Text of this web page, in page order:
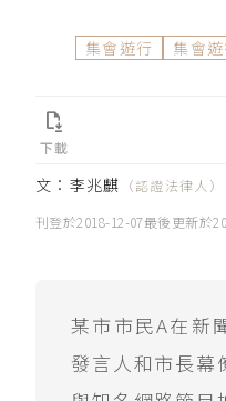
集會遊行 集會
文： 李兆麒 （認證法律人）
刊登於2018-12-07最後更新於
某市市民A在新
發言人和市長幕
下載
